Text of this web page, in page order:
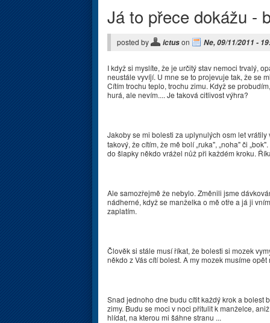
Já to přece dokážu -
posted by ictuson Ne, 09/11/2011 -
I když si myslíte, že je určitý stav nemoci trvalý,
neustále vyvíjí. U mne se to projevuje tak, že se
Cítím trochu teplo, trochu zimu. Když se
hurá, ale nevím.... Je taková citlivost výhra?
Jakoby se mi bolesti za uplynulých osm let
takový, že cítím, že mě bolí „ruka", „noha" či
do šlapky někdo vrážel nůž při každém kroku.
Ale samozřejmě že nebylo. Změnili jsme
nádherné, když se manželka o mě otře a já ji
zaplatím.
Člověk si stále musí říkat, že bolesti si mozek
někdo z Vás cítí bolest. A my mozek musíme
Snad jednoho dne budu cítit každý krok a bolest
zimy. Budu se moci v noci přitulit k manželce,
hlídat, na kterou mi šáhne stranu ...